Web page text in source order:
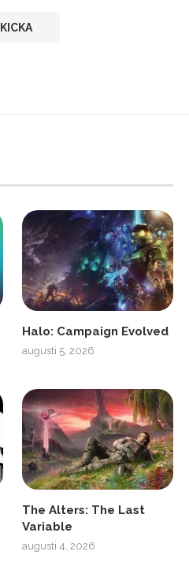
Halo: Campaign Evolved
augusti 5, 2026
The Alters: The Last
Variable
augusti 4, 2026